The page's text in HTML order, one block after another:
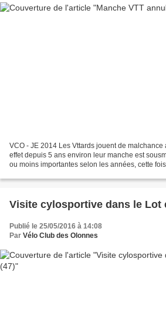
VCO - JE 2014 Les Vttards jouent de malchance
effet depuis 5 ans environ leur manche est
ou moins importantes selon les années, cette
Visite cylosportive dans le Lot
Publié le 25/05/2016 à 14:08
Par Vélo Club des Olonnes